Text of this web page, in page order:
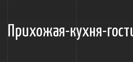
Прихожая-кухня-